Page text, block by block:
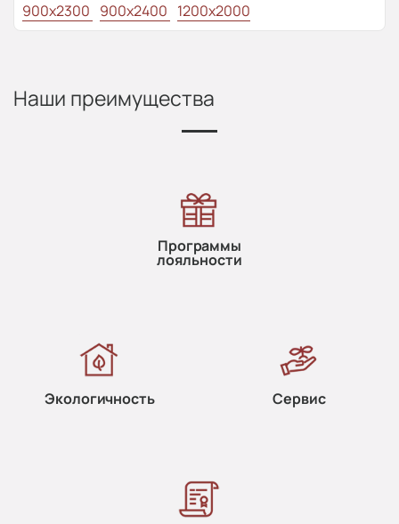
900x2300 900x2400 1200x2000
Наши преимущества
Программы
лояльности
Экологичность Сервис